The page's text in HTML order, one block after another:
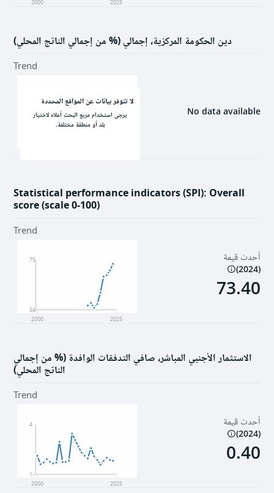
2000 2025
دين الحكومة المركزية، إجمالي (% من إجمالي الناتج المحلي)
No data available
Trend
لا تتوفر بيانات عن المواقع المحددة
يرجى استخدام مربع البحث أعلاه لاختيار
بلد أو منطقة مختلفة.
Statistical performance indicators (SPI): Overall
score (scale 0-100)
أحدث قيمة
(
2024
)
73.40
Trend
2000 2025
54
75
الاستثمار الأجنبي المباشر، صافي التدفقات الوافدة (% من إجمالي
الناتج المحلي)
أحدث قيمة
(
2024
)
0.40
Trend
2000 2025
-1
4